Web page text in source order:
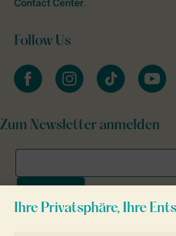
Contact Center.
Follow Us
facebookinstagramtiktok youtube
Zum Newsletter anmelden